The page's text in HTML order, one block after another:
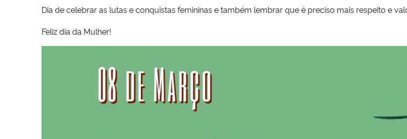
Dia de celebrar as lutas e conquistas femininas e também lembrar que é preciso mais respeito e
Feliz dia da Mulher!